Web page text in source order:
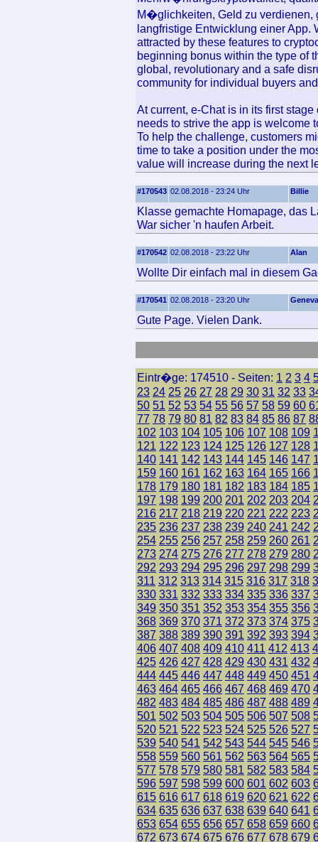
M�glichkeiten, Geld zu
langfristige Entwicklung einer App.
attracted by these features to
beginning bonus within the type of
global, revolutionary and a safe
community for individual buyers
At current, e-Chat is in its first
needs to strive the app is welcome
To help the challenge, customers
time to take a position under the
value will increase during the next
#170543 02.08.2018 - 23:24 Uhr Billie
Klasse gemachte Homapage, das
War sicher 'n haufen Arbeit.
#170542 02.08.2018 - 23:22 Uhr Alan
Wollte Dir einfach mal in diesem
#170541 02.08.2018 - 23:20 Uhr Geneva
Gute Page. Vielen Dank.
Eintr�ge: 174510 - Seiten: 1 2 3 4
23 24 25 26 27 28 29 30 31 32 33
50 51 52 53 54 55 56 57 58 59 60
77 78 79 80 81 82 83 84 85 86 87
102 103 104 105 106 107 108 109
121 122 123 124 125 126 127 128
140 141 142 143 144 145 146 147
159 160 161 162 163 164 165 166
178 179 180 181 182 183 184 185
197 198 199 200 201 202 203 204
216 217 218 219 220 221 222 223
235 236 237 238 239 240 241 242
254 255 256 257 258 259 260 261
273 274 275 276 277 278 279 280
292 293 294 295 296 297 298 299
311 312 313 314 315 316 317 318
330 331 332 333 334 335 336 337
349 350 351 352 353 354 355 356
368 369 370 371 372 373 374 375
387 388 389 390 391 392 393 394
406 407 408 409 410 411 412 413
425 426 427 428 429 430 431 432
444 445 446 447 448 449 450 451
463 464 465 466 467 468 469 470
482 483 484 485 486 487 488 489
501 502 503 504 505 506 507 508
520 521 522 523 524 525 526 527
539 540 541 542 543 544 545 546
558 559 560 561 562 563 564 565
577 578 579 580 581 582 583 584
596 597 598 599 600 601 602 603
615 616 617 618 619 620 621 622
634 635 636 637 638 639 640 641
653 654 655 656 657 658 659 660
672 673 674 675 676 677 678 679